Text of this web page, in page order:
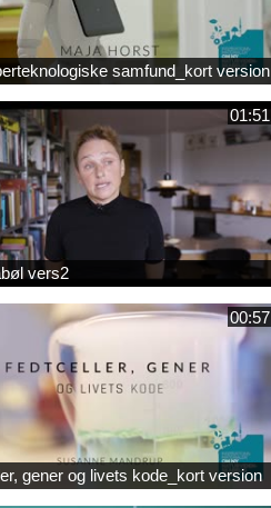
samfund_kort version
01:51
vers2
00:57
gener og livets kode_kort version